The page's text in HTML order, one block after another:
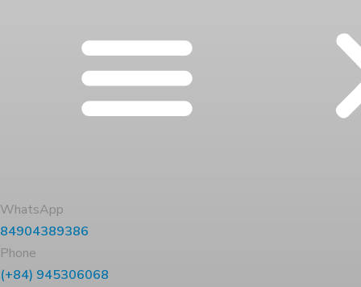
WhatsApp
84904389386
Phone
(+84) 945306068